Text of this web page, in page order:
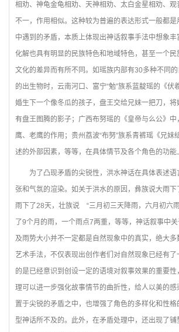
相劝、神龟金龟相劝、天神相劝、太白金星相劝、
不一，作用相似。这种较为普遍的表达形式一般都
中遇到的矛盾，本质上体现出神话叙事手法中想象
化解也具有明显的民族特色和地域特色，甚至一个民
文化的差异而有所不同。如瑶族内部有30多种不同
的出生物时，云南河口、富宁“勉”族系蓝靛瑶的《伏
婚生下一个像冬瓜的孩子，盘王交给兄妹一把刀，将
有盘王图腾的影子；广西布努瑶的《皇帝与么公》
鹰、老鹰的作用；贵州荔波“布努”族系青裤瑶《兄妹
述的外部因素，等等，在具体情节及各个角色的功能
为了凸现矛盾的尖锐性，洪水神话在具体表述
张和气氛的渲染。如关于洪水的原因，彝族说大雨
雨下了28天，壮族说 “三月初三天降雨，六月初六
了9个月的雨，一个雨点7两重，等等，神话叙事中
及雨势大小并不一定都是自然现象中的真实，绝大
艺术手法，不仅表现出创作者们对自然现象已经有
的是已经意识到创设一定的语境对叙事效果的重要
理可以进一步强化故事情节的曲折性，给人以美的
置于尖锐的矛盾之中，也增强了角色的多样化和性
型神话所不及的。此外，在矛盾处理中，还出现了